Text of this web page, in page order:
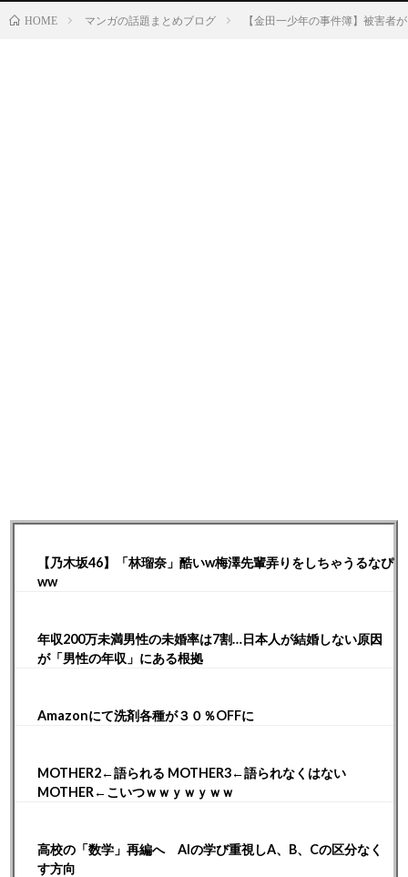
HOME マンガの話題まとめブログ 【金田一少年の事件簿】被害者
【乃木坂46】「林瑠奈」酷いw梅澤先輩弄りをしちゃうるなぴ
ww
年収200万未満男性の未婚率は7割…日本人が結婚しない原因
が「男性の年収」にある根拠
Amazonにて洗剤各種が３０％OFFに
MOTHER2←語られる MOTHER3←語られなくはない
MOTHER←こいつｗｗｙｗｙｗｗ
高校の「数学」再編へ AIの学び重視しA、B、Cの区分なく
す方向